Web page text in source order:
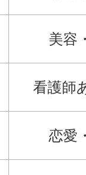
美容
看護師
恋愛